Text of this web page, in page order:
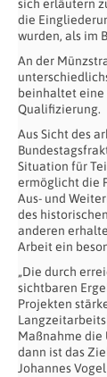
sich erläutern
die
wurden, als im
An der
beinhaltet eine
Qualifizierung.
Aus Sicht des
Situation für
ermöglicht die
Aus- und
des
anderen
Arbeit ein
„Die durch
sichtbaren
Projekten
Maßnahme die
dann ist das
Johannes